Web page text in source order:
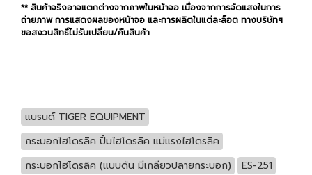
** สินค้าจริงอาจแตกต่างจากภาพในหน้าจอ เนื่องจากการจัดแสงในการ
ถ่ายภาพ การแสดงผลของหน้าจอ และการผลิตในแต่ละล็อต ทางบริษัทฯ
ขอสงวนสิทธิ์ไม่รับเปลี่ยน/คืนสินค้า
แบรนด์ TIGER EQUIPMENT
กระบอกไฮโดรลิค ปั้มไฮโดรลิค แม่แรงไฮโดรลิค
กระบอกไฮโดรลิค (แบบดัน มีเกลียวปลายกระบอก)
ES-251